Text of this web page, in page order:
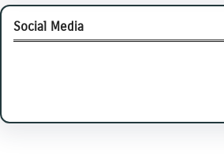
Social Media